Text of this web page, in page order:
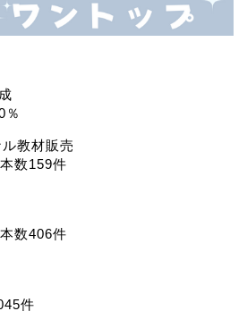
％
教材販売
数159件
数406件
件